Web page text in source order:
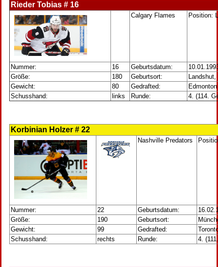
Rieder Tobias # 16
Calgary Flames Position:
Nummer: 16 Geburtsdatum:
Größe:
180 Geburtsort:
Gewicht:
80 Gedrafted:
Schusshand:
links Runde: 4. (114.
Korbinian Holzer # 22
Nashville Predators
Nummer: 22 Geburtsdatum:
Größe:
190 Geburtsort:
Gewicht:
99 Gedrafted:
Schusshand:
rechts Runde: 4.